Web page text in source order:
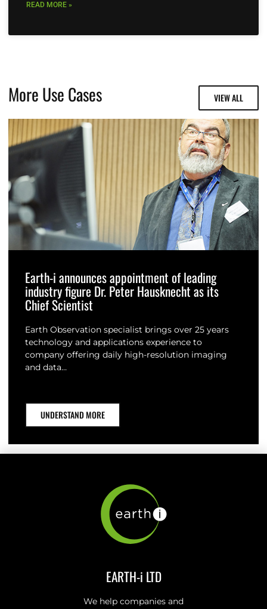
READ MORE »
More Use Cases VIEW ALL
Earth-i announces appointment of leading
industry figure Dr. Peter Hausknecht as its
Chief Scientist
Earth Observation specialist brings over 25 years
technology and applications experience to
company offering daily high-resolution imaging
and data…
UNDERSTAND MORE
EARTH-i LTD
We help companies and